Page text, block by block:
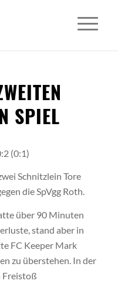
SPIEL
(0:1)
Schnitzlein Tore
die SpVgg Roth.
über 90 Minuten
stand aber in
FC Keeper Mark
zu überstehen. In der
Freistoß